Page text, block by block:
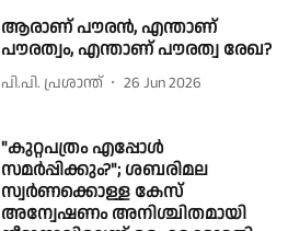
ആരാണ് പൗരന്‍, എന്താണ്
പൗരത്വം, എന്താണ് പൗരത്വ രേഖ?
പി.പി. പ്രശാന്ത് 26 Jun 2026
"കുറ്റപത്രം എപ്പോൾ
സമർപ്പിക്കും?"; ശബരിമല
സ്വർണക്കൊള്ള കേസ്
അന്വേഷണം അനിശ്ചിതമായി